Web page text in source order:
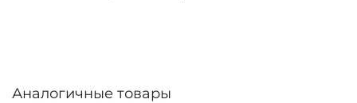
Аналогичные товары